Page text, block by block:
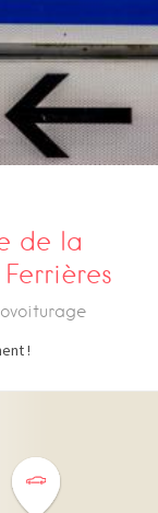
de la
!